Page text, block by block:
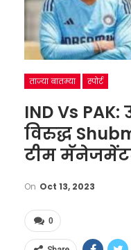
ताज्या बातम्या स्पोर्ट
IND Vs PAK:
विरुद्ध
टीम
On Oct 13, 2023
0